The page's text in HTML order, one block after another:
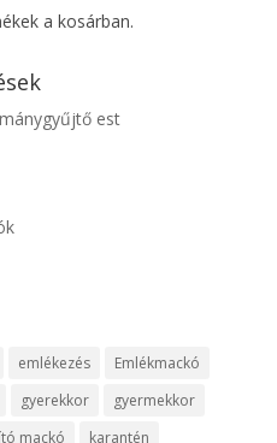
a kosárban.
est
emlékezés
Emlékmackó
gyerekkor
gyermekkor
mackó karantén